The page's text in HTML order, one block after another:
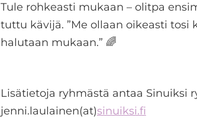
Tule rohkeasti mukaan – olitpa
tuttu kävijä. ”Me ollaan oikeasti tosi
halutaan mukaan.” 🌈
Lisätietoja ryhmästä antaa Sinuiksi
jenni.laulainen(at)sinuiksi.fi